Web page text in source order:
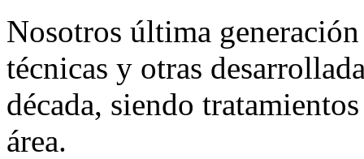
Nosotros última
técnicas y otras
década, siendo
área.